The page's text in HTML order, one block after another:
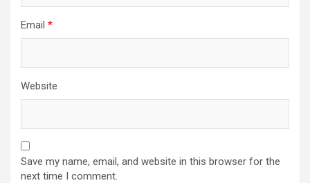
Email *
Website
Save my name, email, and website in this browser for the
next time I comment.